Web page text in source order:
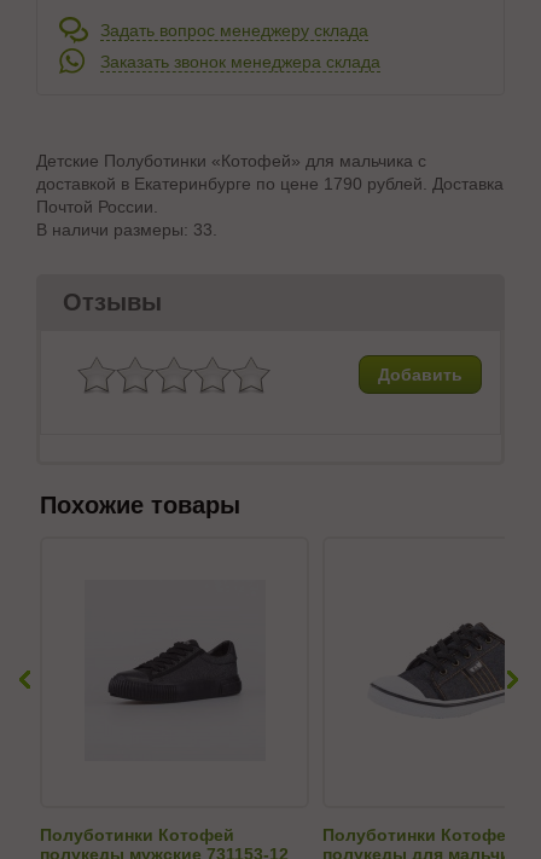
Задать вопрос менеджеру склада
Заказать звонок менеджера склада
Детские Полуботинки «Котофей» для мальчика с
доставкой в Екатеринбурге по цене 1790 рублей. Доставка
Почтой России.
В наличи размеры: 33.
Отзывы
Добавить
Похожие товары
Полуботинки Котофей
полукеды мужские 731153-12
Полуботинки Котофей
полукеды для мальчика